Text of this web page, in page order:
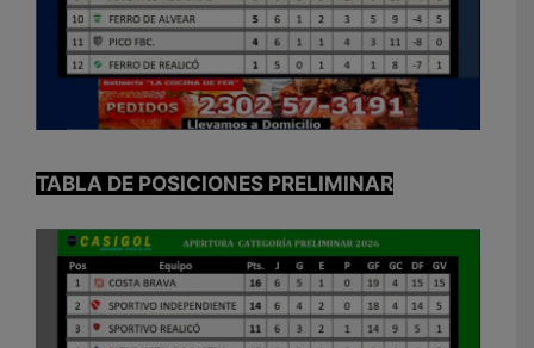
TABLA DE POSICIONES PRELIMINAR